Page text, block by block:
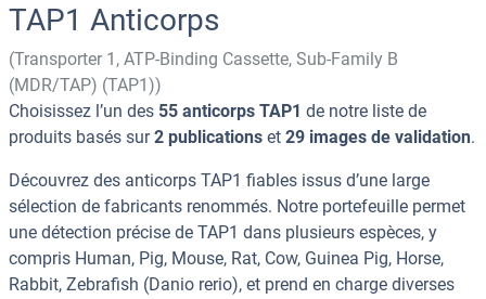
TAP1 Anticorps
(Transporter 1, ATP-Binding Cassette, Sub-Family B
(MDR/TAP) (TAP1))
Choisissez l’un des 55 anticorps TAP1 de notre liste de
produits basés sur2 publications et 29 images de validation.
Découvrez des anticorps TAP1 fiables issus d’une large
sélection de fabricants renommés. Notre portefeuille permet
une détection précise de TAP1 dans plusieurs espèces, y
compris Human, Pig, Mouse, Rat, Cow, Guinea Pig, Horse,
Rabbit, Zebrafish (Danio rerio), et prend en charge diverses